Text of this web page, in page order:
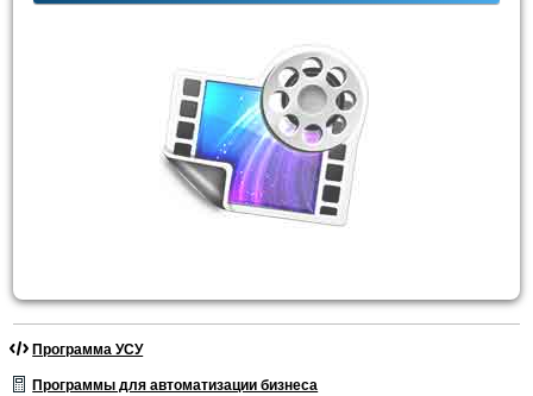
Программа УСУ
Программы для автоматизации бизнеса